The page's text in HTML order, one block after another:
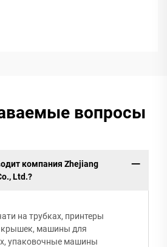
вопросы
компания Zhejiang
Ltd.?
на трубках, принтеры
крышек, машины для
упаковочные машины